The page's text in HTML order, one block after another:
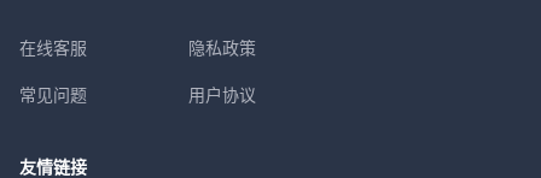
在线客服
常见问题
隐私政策
用户协议
友情链接